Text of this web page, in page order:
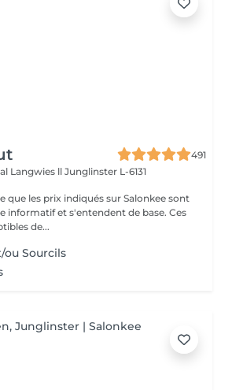
491
Langwies ll Junglinster L-6131
que les prix indiqués sur Salonkee sont
informatif et s'entendent de base. Ces
de...
ou Sourcils